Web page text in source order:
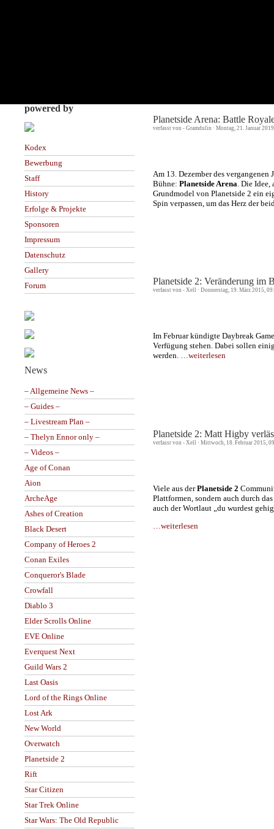
powered by
Kodex
Bewerbung
Staff
History
Erfolge & Projekte
Sponsoren
Impressum
Datenschutz
Gallery
Forum
News
– Allgemeine News –
– Guides –
– Livestream Plan –
– Thelyn Ennor only –
– Videos –
Age of Conan
Aion
ArcheAge
Ashes of Creation
Black Desert
Company of Heroes 2
Conan Exiles
Conqueror's Blade
Crowfall
Diablo 3
Elder Scrolls Online
EVE Online
Everquest Next
Guild Wars 2
Last Oasis
Lord of the Rings Online
Lost Ark
New World
Overwatch
Planetside 2
Rift
Star Citizen
Star Trek Online
Star Wars: The Old Republic
Planetside Arena: Battle
verfasst von - Gramdulin · Montag, 21. Januar
Am 13. Dezember des
Bühne: Planetside Arena . Die
Grundmodel von Planetside 2 ein
Spin verpassen, um das Herz der
Planetside 2: Veränderung im
verfasst von - Xell · Donnerstag, 19. März 2015,
Im Februar kündigte Daybreak
Verfügung stehen. Dabei sollen
werden. …weiterlesen
Planetside 2: Matt Higby
verfasst von - Xell · Mittwoch, 18. Februar 2015,
Viele aus derPlanetside 2
Plattformen, sondern auch durch
auch der Wortlaut „du wurdest
…weiterlesen